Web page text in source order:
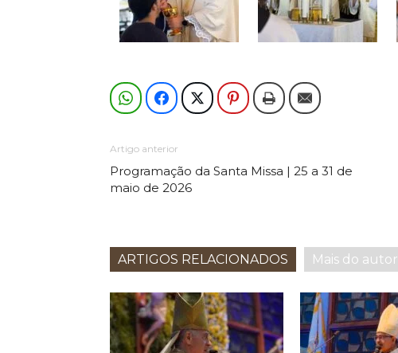
Artigo anterior
Programação da Santa Missa | 25 a 31 de
maio de 2026
ARTIGOS RELACIONADOS Mais do autor